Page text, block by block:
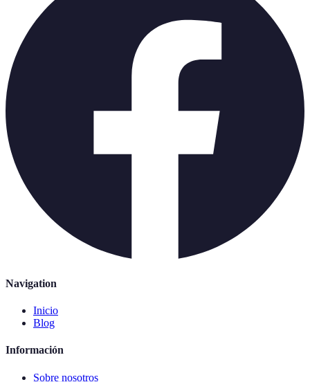
Navigation
Inicio
Blog
Información
Sobre nosotros